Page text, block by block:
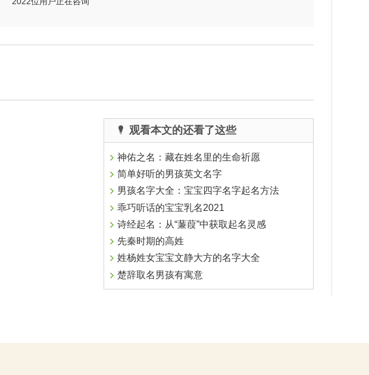
观看本文的还看了这些
神佑之名：藏在姓名里的生命祈愿
简单好听的男孩英文名字
男孩名字大全：宝宝四字名字起名方法
乖巧听话的宝宝乳名2021
诗经起名：从“蒹葭”中获取起名灵感
先秦时期的高姓
姓杨姓女宝宝文静大方的名字大全
楚辞取名男孩有寓意